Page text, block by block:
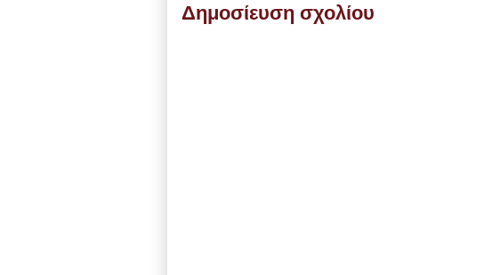
Δημοσίευση σχολίου